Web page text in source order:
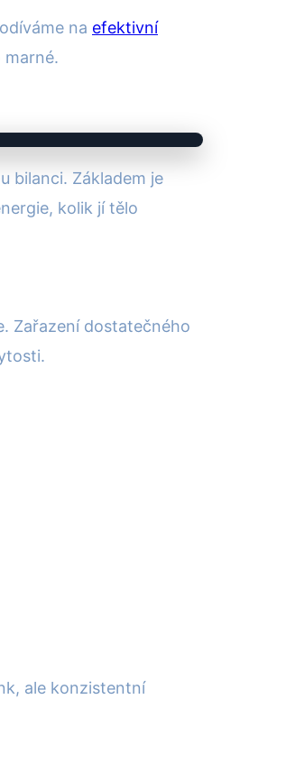
na efektivní
marné.
bilanci. Základem je
kolik jí tělo
Zařazení dostatečného
ale konzistentní